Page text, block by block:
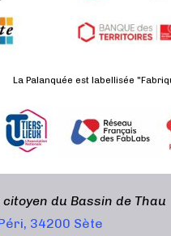
La Palanquée est labellisée
du Bassin de Thau
34200 Sète